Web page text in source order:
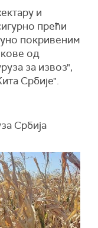
и
прећи
покривеним
од
за извоз",
Србије".
Србија